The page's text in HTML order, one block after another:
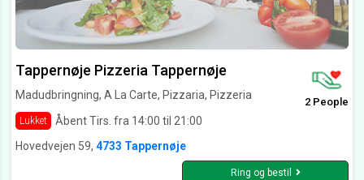
Tappernøje Pizzeria Tappernøje
Madudbringning, A La Carte, Pizzaria, Pizzeria
Lukket Åbent Tirs. fra 14:00 til 21:00
2 People
Hovedvejen 59, 4733 Tappernøje
Ring og bestil